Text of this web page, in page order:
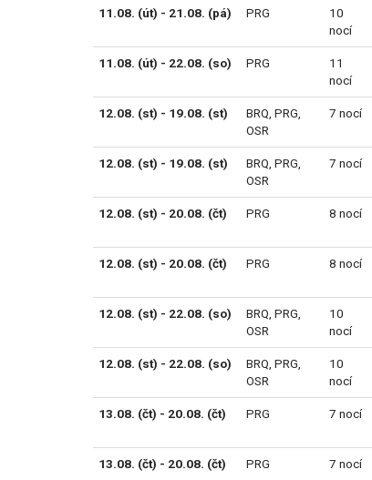
11.08. (út) - 21.08. (pá) PRG
10
nocí
11.08. (út) - 22.08. (so) PRG
11
nocí
12.08. (st) - 19.08. (st) BRQ, PRG,
OSR
7 nocí
12.08. (st) - 19.08. (st) BRQ, PRG,
OSR
7 nocí
12.08. (st) - 20.08. (čt) PRG 8 nocí
12.08. (st) - 20.08. (čt) PRG 8 nocí
12.08. (st) - 22.08. (so) BRQ, PRG,
OSR
10
nocí
12.08. (st) - 22.08. (so) BRQ, PRG,
OSR
10
nocí
13.08. (čt) - 20.08. (čt) PRG 7 nocí
13.08. (čt) - 20.08. (čt) PRG 7 nocí